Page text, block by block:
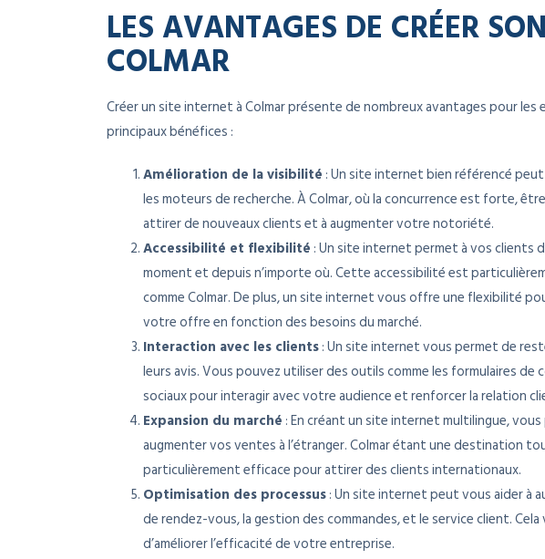
LES AVANTAGES DE CRÉER
COLMAR
Créer un site internet à Colmar présente de nombreux avantages pour
principaux bénéfices :
Amélioration de la visibilité : Un site internet bien référencé
les moteurs de recherche. À Colmar, où la concurrence est forte,
attirer de nouveaux clients et à augmenter votre notoriété.
Accessibilité et flexibilité : Un site internet permet à vos clients
moment et depuis n’importe où. Cette accessibilité est
comme Colmar. De plus, un site internet vous offre une flexibilité
votre offre en fonction des besoins du marché.
Interaction avec les clients: Un site internet vous permet de
leurs avis. Vous pouvez utiliser des outils comme les formulaires de
sociaux pour interagir avec votre audience et renforcer la relation
Expansion du marché : En créant un site internet multilingue,
augmenter vos ventes à l’étranger. Colmar étant une destination
particulièrement efficace pour attirer des clients internationaux.
Optimisation des processus: Un site internet peut vous aider à
de rendez-vous, la gestion des commandes, et le service client.
d’améliorer l’efficacité de votre entreprise.